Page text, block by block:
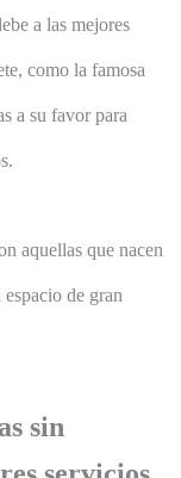
a las mejores
como la famosa
a su favor para
aquellas que nacen
de gran
sin